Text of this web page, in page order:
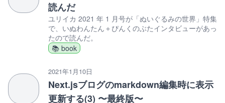
読んだ
ユリイカ 2021 年 1 月号が「ぬいぐるみの世界」特集
で、いぬわんたん＋ぴんくのぶたインタビューがあっ
たので読んだ。
📚 book
2021年1月10日
Next.jsブログのmarkdown編集時に表示
更新する(3) 〜最終版〜